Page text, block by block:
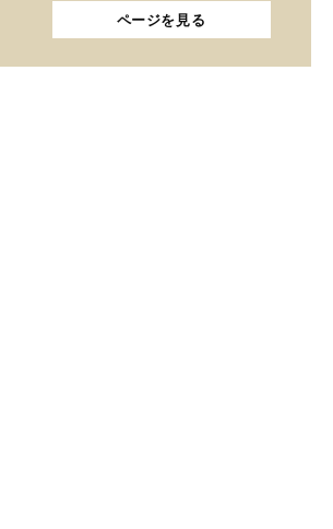
ページを見る